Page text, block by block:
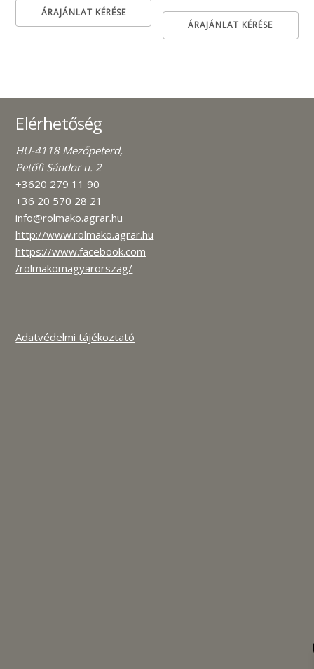
ÁRAJÁNLAT KÉRÉSE
ÁRAJÁNLAT KÉRÉSE
Elérhetőség
HU-4118 Mezőpeterd,
Petőfi Sándor u. 2
+3620 279 11 90
+36 20 570 28 21
info@rolmako.agrar.hu
http://www.rolmako.agrar.hu
https://www.facebook.com
/rolmakomagyarorszag/
Adatvédelmi tájékoztató